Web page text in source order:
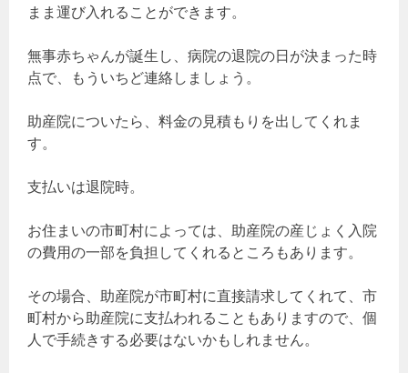
まま運び入れることができます。
無事赤ちゃんが誕生し、病院の退院の日が決まった時
点で、もういちど連絡しましょう。
助産院についたら、料金の見積もりを出してくれま
す。
支払いは退院時。
お住まいの市町村によっては、助産院の産じょく入院
の費用の一部を負担してくれるところもあります。
その場合、助産院が市町村に直接請求してくれて、市
町村から助産院に支払われることもありますので、個
人で手続きする必要はないかもしれません。